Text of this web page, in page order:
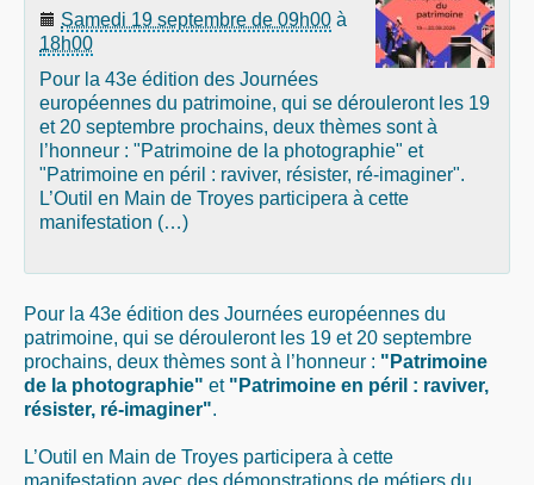
Samedi 19 septembre de 09h00 à
18h00
Pour la 43e édition des Journées
européennes du patrimoine, qui se dérouleront les 19
et 20 septembre prochains, deux thèmes sont à
l’honneur : "Patrimoine de la photographie" et
"Patrimoine en péril : raviver, résister, ré-imaginer".
L’Outil en Main de Troyes participera à cette
manifestation (…)
Pour la 43e édition des Journées européennes du
patrimoine, qui se dérouleront les 19 et 20 septembre
prochains, deux thèmes sont à l’honneur : "Patrimoine
de la photographie" et "Patrimoine en péril : raviver,
résister, ré-imaginer".
L’Outil en Main de Troyes participera à cette